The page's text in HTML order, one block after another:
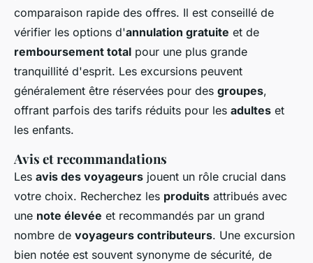
comparaison rapide des offres. Il est conseillé de
vérifier les options d'annulation gratuite et de
remboursement total pour une plus grande
tranquillité d'esprit. Les excursions peuvent
généralement être réservées pour des groupes,
offrant parfois des tarifs réduits pour les adultes et
les enfants.
Avis et recommandations
Les avis des voyageurs jouent un rôle crucial dans
votre choix. Recherchez les produits attribués avec
une note élevée et recommandés par un grand
nombre de voyageurs contributeurs. Une excursion
bien notée est souvent synonyme de sécurité, de